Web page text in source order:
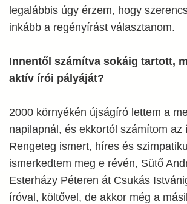
legalábbis úgy érzem, hogy
inkább a regényírást választanom.
Innentől számítva sokáig tartott,
aktív írói pályáját?
2000 környékén újságíró lettem a
napilapnál, és ekkortól számítom az
Rengeteg ismert, híres és
ismerkedtem meg e révén, Sütő
Esterházy Péteren át Csukás
íróval, költővel, de akkor még a